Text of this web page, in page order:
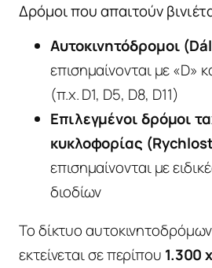
Δρόμοι που απαιτούν
Αυτοκινητόδρομοι
επισημαίνονται με «D»
(π.χ. D1, D5, D8, D11)
Επιλεγμένοι δρόμοι
κυκλοφορίας
επισημαίνονται με
διοδίων
Το δίκτυο
εκτείνεται σε περίπου 1.300